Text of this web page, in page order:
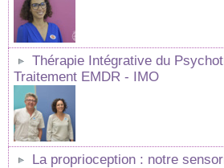
Thérapie Intégrative du
Traitement EMDR - IMO
La proprioception : notre